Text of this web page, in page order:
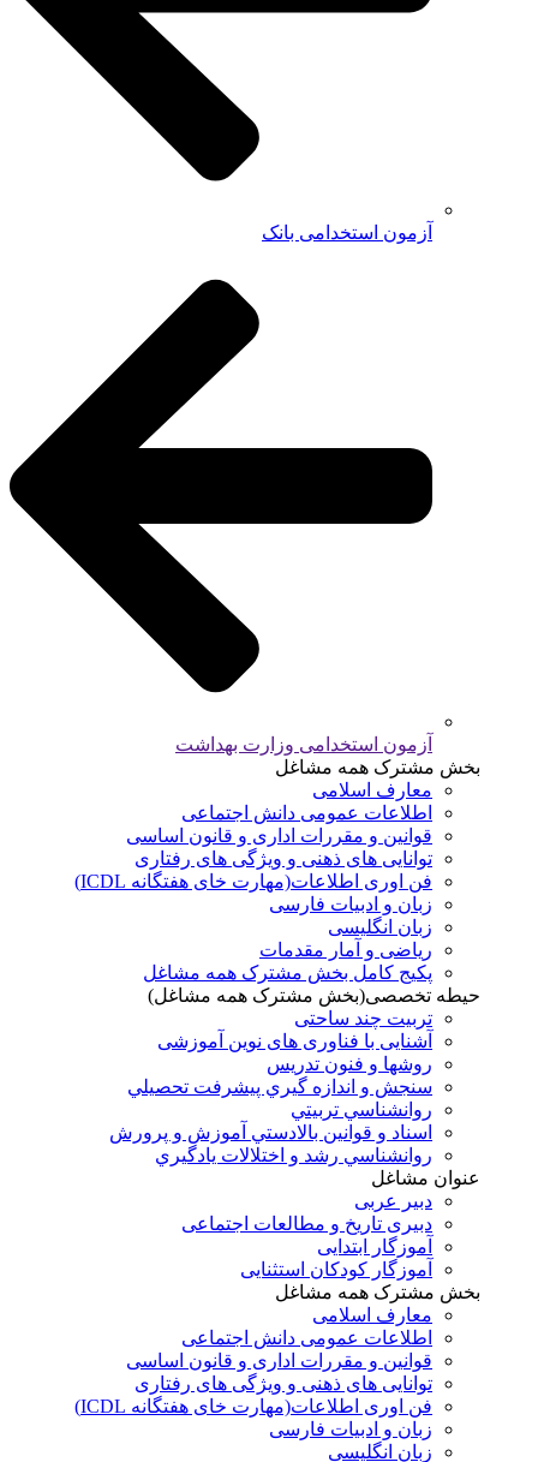
آزمون استخدامی بانک
آزمون استخدامی وزارت بهداشت
بخش مشترک همه مشاغل
معارف اسلامی
اطلاعات عمومی دانش اجتماعی
قوانین و مقررات اداری و قانون اساسی
توانایی های ذهنی و ویژگی های رفتاری
فن اوری اطلاعات(مهارت خای هفتگانه ICDL)
زبان و ادبیات فارسی
زبان انگلیسی
ریاضی و آمار مقدمات
پکیج کامل بخش مشترک همه مشاغل
حیطه تخصصی(بخش مشترک همه مشاغل)
تربیت چند ساحتی
آشنایی با فناوری های نوین آموزشی
روشها و فنون تدريس
سنجش و اندازه گيري پيشرفت تحصيلي
روانشناسي تربيتي
اسناد و قوانين بالادستي آموزش و پرورش
روانشناسي رشد و اختلالات يادگيري
عنوان مشاغل
دبير عربی
دبیری تاریخ و مطالعات اجتماعی
آموزگار ابتدایی
آموزگار کودکان استثنایی
بخش مشترک همه مشاغل
معارف اسلامی
اطلاعات عمومی دانش اجتماعی
قوانین و مقررات اداری و قانون اساسی
توانایی های ذهنی و ویژگی های رفتاری
فن اوری اطلاعات(مهارت خای هفتگانه ICDL)
زبان و ادبیات فارسی
زبان انگلیسی